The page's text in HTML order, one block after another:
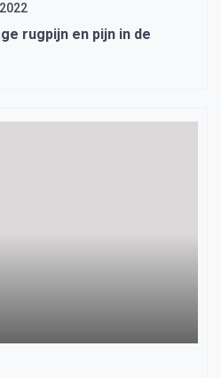
rugpijn en pijn in de